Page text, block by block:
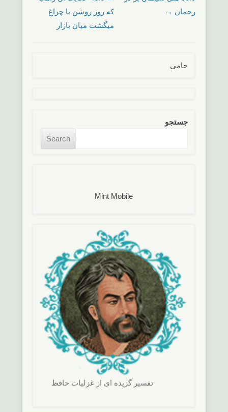
که روز روشن با چراغ
میگشت میان بازار
رحمان →
حامی
جستجو
Search
Mint Mobile
تفسير گزيده ای از غزليات حافظ